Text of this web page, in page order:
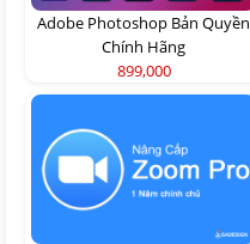
Adobe Photoshop Bản Quyền
Chính Hãng
899,000